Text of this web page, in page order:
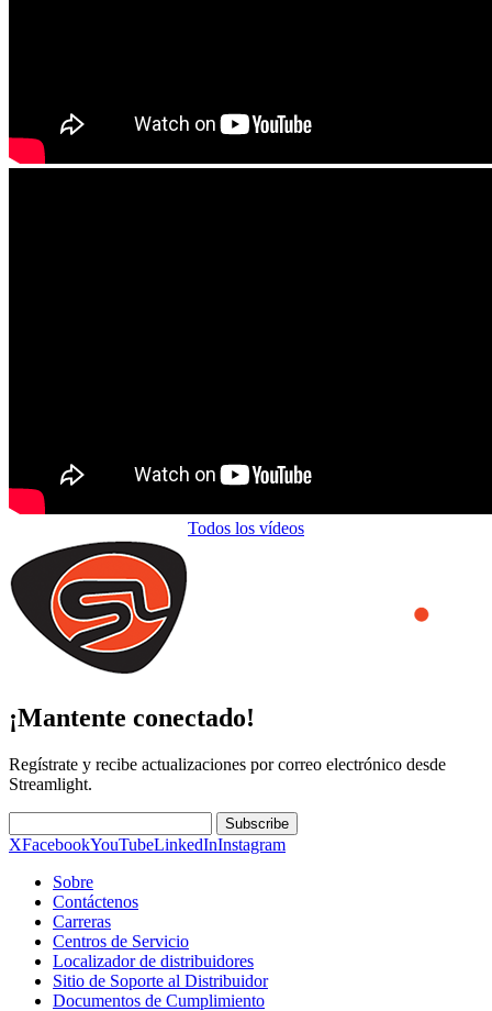
Todos los vídeos
¡Mantente conectado!
Regístrate y recibe actualizaciones por correo electrónico desde
Streamlight.
Subscribe
XFacebookYouTubeLinkedInInstagram
Sobre
Contáctenos
Carreras
Centros de Servicio
Localizador de distribuidores
Sitio de Soporte al Distribuidor
Documentos de Cumplimiento